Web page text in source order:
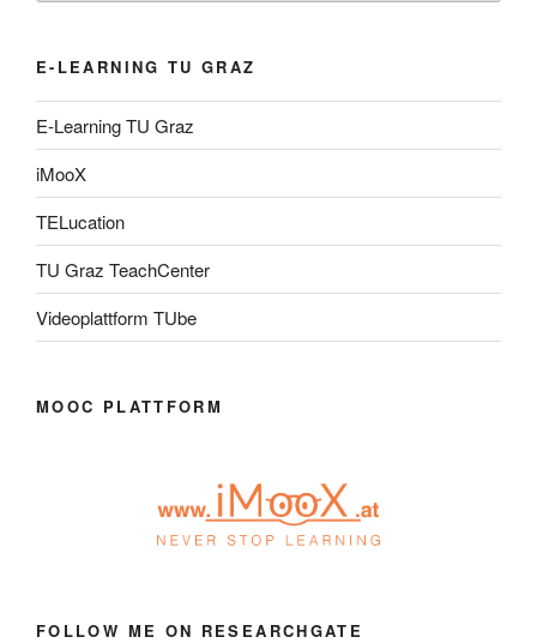
E-LEARNING TU GRAZ
E-Learning TU Graz
iMooX
TELucation
TU Graz TeachCenter
Videoplattform TUbe
MOOC PLATTFORM
FOLLOW ME ON RESEARCHGATE